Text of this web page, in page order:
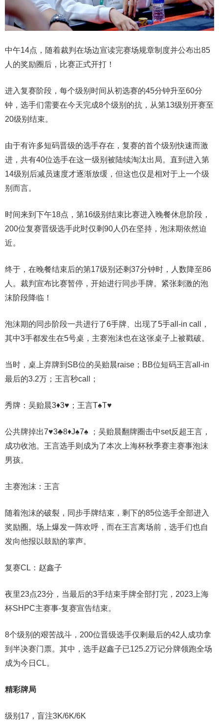
中午14点，随着裁判在场边宣读完赛场规章制度并公布出85
人的奖励圈后，比赛正式开打！
进入复赛阶段，每个级别时间从初选赛的45分钟升至60分
钟，选手们需要在今天完成8个级别的抗，从第13级别开赛至
20级别结束。
由于有许多短码晋级的选手存在，复赛的首个级别快速而激
进，共有40位选手在这一级别被陆续淘汰出局。直到进入第
14级别后减员速度才逐渐放缓，但这也仅是相对于上一个级
别而言。
时间来到下午18点，第16级别结束比赛进入晚餐休息阶段，
200位复赛晋级选手此时仅剩90人仍在坚持，泡沫期依然迫
近。
终于，在晚餐结束后的第17级别还剩37分钟时，人数降至86
人。裁判宣布比赛暂停，开始进行同步手牌。紧张刺激的泡
沫阶段降临！
泡沫期的同步阶段一共进行了6手牌、出现了5手all-in call，
其中3手都发生在5号桌，主赛泡沫也在这张桌子上被戳破。
当时，桌上弃牌到SB位的吴贻晨raise；BB位短码王言all-in
最后的3.2万；王言秒call；
秀牌：吴贻晨3♦3♥；王言T♠T♥
公共牌掉出7♥3♣8♦J♠7♠ ；吴贻晨翻牌圈击中set反超王言，
成功收池。王言选手则成为了本次上海杯秋季赛主赛事泡沫
男孩。
主赛泡沫：王言
随着泡沫的破裂，同步手牌结束，剩下的85位选手全部进入
奖励圈。场上爆发一阵欢呼，而在王言离场前，选手们也自
发向他报以鼓励的掌声。
复赛CL：赵鑫子
夜里23点23分，当最后的3手结束手牌全部打完，2023上海
杯SHPC主赛事-复赛宣告结束。
8个级别的艰苦战斗，200位晋级选手仅剩最后的42人成功拿
到半决赛门票。其中，选手赵鑫子已125.2万记分牌领跑全场
成为今日CL。
精彩牌局
级别17，盲注3K/6K/6K